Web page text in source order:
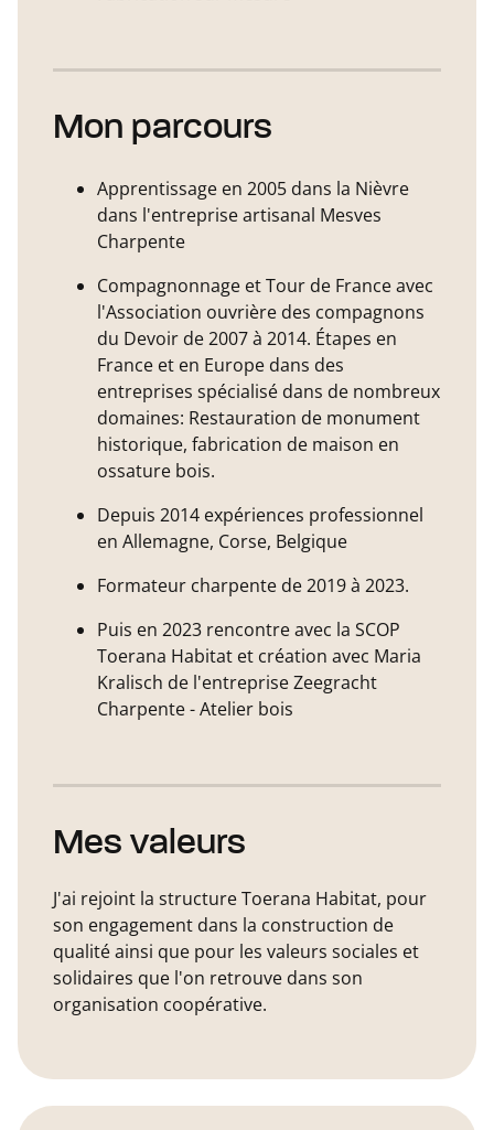
Mon parcours
Apprentissage en 2005 dans la Nièvre
dans l'entreprise artisanal Mesves
Charpente
Compagnonnage et Tour de France avec
l'Association ouvrière des compagnons
du Devoir de 2007 à 2014. Étapes en
France et en Europe dans des
entreprises spécialisé dans de nombreux
domaines: Restauration de monument
historique, fabrication de maison en
ossature bois.
Depuis 2014 expériences professionnel
en Allemagne, Corse, Belgique
Formateur charpente de 2019 à 2023.
Puis en 2023 rencontre avec la SCOP
Toerana Habitat et création avec Maria
Kralisch de l'entreprise Zeegracht
Charpente - Atelier bois
Mes valeurs
J'ai rejoint la structure Toerana Habitat, pour
son engagement dans la construction de
qualité ainsi que pour les valeurs sociales et
solidaires que l'on retrouve dans son
organisation coopérative.